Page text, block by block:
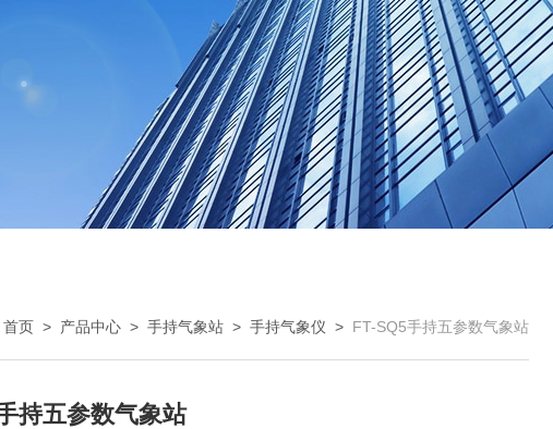
首页 > 产品中心 > 手持气象站 > 手持气象仪 > FT-SQ5手持五参数气象站
持五参数气象站